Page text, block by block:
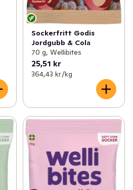
Sockerfritt Godis
Jordgubb & Cola
70 g, Wellibites
25,51 kr
364,43 kr /kg